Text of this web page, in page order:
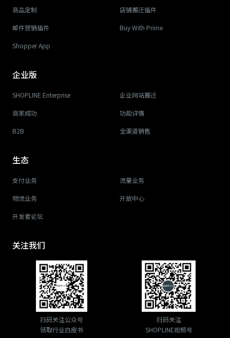
商品定制 店铺搬迁插件
邮件营销插件 Buy With Prime
Shopper App
企业版
SHOPLINE Enterprise 企业网站搬迁
商家成功 功能详情
B2B 全渠道销售
生态
支付业务 流量业务
物流业务 开放中心
开发者论坛
关注我们
扫码关注公众号
领取行业白皮书
扫码关注
SHOPLINE视频号